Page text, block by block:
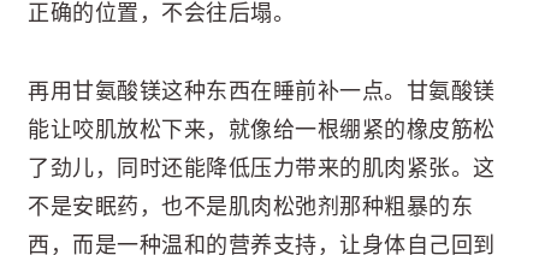
正确的位置，不会往后塌。
再用甘氨酸镁这种东西在睡前补一点。甘氨酸镁
能让咬肌放松下来，就像给一根绷紧的橡皮筋松
了劲儿，同时还能降低压力带来的肌肉紧张。这
不是安眠药，也不是肌肉松弛剂那种粗暴的东
西，而是一种温和的营养支持，让身体自己回到